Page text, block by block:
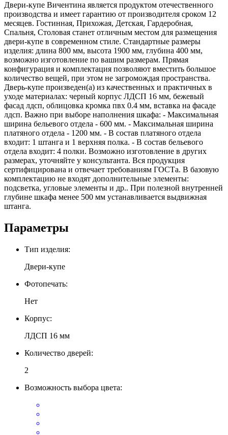
Двери-купе Вичентина является продуктом отечественного
производства и имеет гарантию от производителя сроком 12
месяцев. Гостинная, Прихожая, Детская, Гардеробная,
Спальня, Столовая станет отличным местом для размещения
двери-купе в современном стиле. Стандартные размеры
изделия: длина 800 мм, высота 1900 мм, глубина 400 мм,
возможно изготовление по вашим размерам. Прямая
конфигурация и комплектация позволяют вместить большое
количество вещей, при этом не загромождая пространства.
Дверь-купе произведен(а) из качественных и практичных в
уходе материалах: черный корпус ЛДСП 16 мм, бежевый
фасад лдсп, облицовка кромка пвх 0.4 мм, вставка на фасаде
лдсп. Важно при выборе наполнения шкафа: - Максимальная
ширина бельевого отдела - 600 мм. - Максимальная ширина
платяного отдела - 1200 мм. - В состав платяного отдела
входит: 1 штанга и 1 верхняя полка. - В состав бельевого
отдела входит: 4 полки. Возможно изготовление в других
размерах, уточняйте у консультанта. Вся продукция
сертифицирована и отвечает требованиям ГОСТа. В базовую
комплектацию не входят дополнительные элементы:
подсветка, угловые элементы и др.. При полезной внутренней
глубине шкафа менее 500 мм устанавливается выдвижная
штанга.
Параметры
Тип изделия:
Двери-купе
Фотопечать:
Нет
Корпус:
ЛДСП 16 мм
Количество дверей:
2
Возможность выбора цвета: